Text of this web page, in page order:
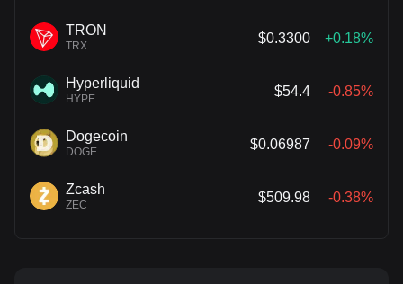
TRON
TRX
$0.3300 +0.18%
Hyperliquid
HYPE
$54.4 -0.85%
Dogecoin
DOGE
$0.06987 -0.09%
Zcash
ZEC
$509.98 -0.38%